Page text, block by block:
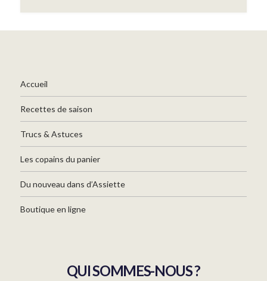
Accueil
Recettes de saison
Trucs & Astuces
Les copains du panier
Du nouveau dans d’Assiette
Boutique en ligne
QUI SOMMES-NOUS ?